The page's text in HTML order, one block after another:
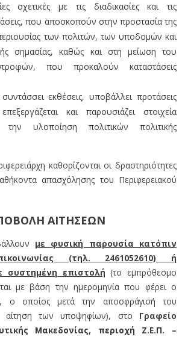
σχετικές με τις διαδικασίες και τις
που αποσκοπούν στην προστασία της
των πολιτών, των υποδομών και
σημασίας, καθώς και στη μείωση του
που προκαλούν καταστάσεις
εκθέσεις, υποβάλλει προτάσεις
και παρουσιάζει στοιχεία
την υλοποίηση πολιτικών πολιτικής
καθορίζονται οι δραστηριότητες
απασχόλησης του Περιφερειακού
ΑΙΤΗΣΕΩΝ
με φυσική παρουσία κατόπιν
(τηλ. 2461052610) ή
συστημένη επιστολή (το εμπρόθεσμο
με βάση την ημερομηνία που φέρει ο
ο οποίος μετά την αποσφράγισή του
αίτηση των υποψηφίων), στο Γραφείο
Μακεδονίας, περιοχή Ζ.Ε.Π. –